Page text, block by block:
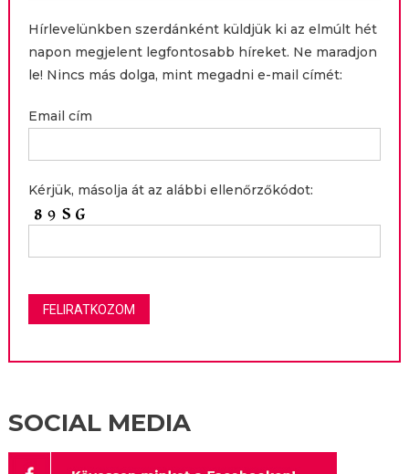
Hírlevelünkben szerdánként küldjük ki az elmúlt hét
napon megjelent legfontosabb híreket. Ne maradjon
le! Nincs más dolga, mint megadni e-mail címét:
Email cím
Kérjük, másolja át az alábbi ellenőrzőkódot:
SOCIAL MEDIA